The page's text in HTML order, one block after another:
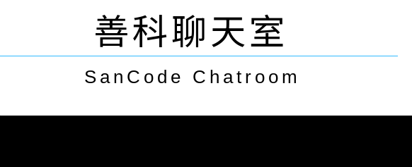
善科聊天室
SanCode Chatroom